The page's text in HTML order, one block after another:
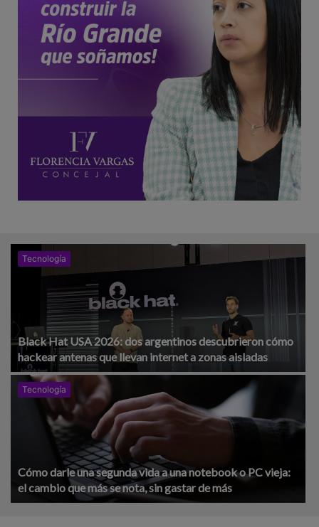
Tecnología
Black Hat USA 2026: dos argentinos descubrieron cómo
hackear antenas que llevan internet a zonas aisladas
Tecnología
Cómo darle una segunda vida a una notebook o PC vieja:
el cambio que más se nota, sin gastar de más